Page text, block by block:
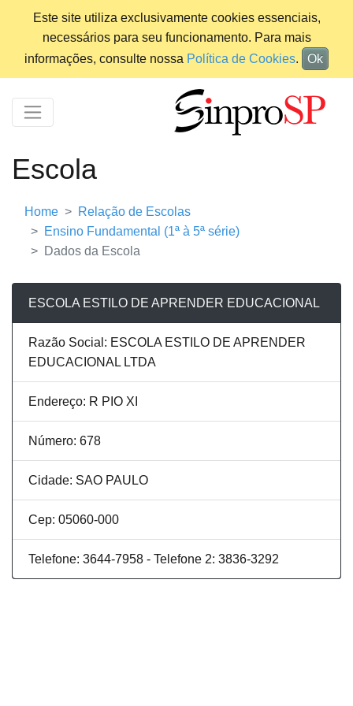
Este site utiliza exclusivamente cookies essenciais,
necessários para seu funcionamento. Para mais
informações, consulte nossa Política de Cookies. Ok
Escola
Home
Relação de Escolas
Ensino Fundamental (1ª à 5ª série)
Dados da Escola
ESCOLA ESTILO DE APRENDER EDUCACIONAL
Razão Social: ESCOLA ESTILO DE APRENDER
EDUCACIONAL LTDA
Endereço: R PIO XI
Número: 678
Cidade: SAO PAULO
Cep: 05060-000
Telefone: 3644-7958 - Telefone 2: 3836-3292